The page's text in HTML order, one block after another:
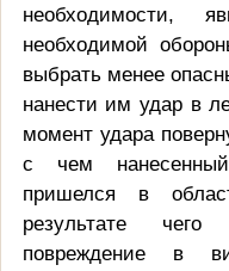
необходимости,
необходимой
выбрать менее
нанести им удар в
момент удара
с чем
пришелся в
результате
повреждение в